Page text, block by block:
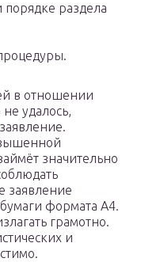
порядке раздела
в отношении
удалось,
значительно
заявление
бумаги формата А4.
грамотно.
и